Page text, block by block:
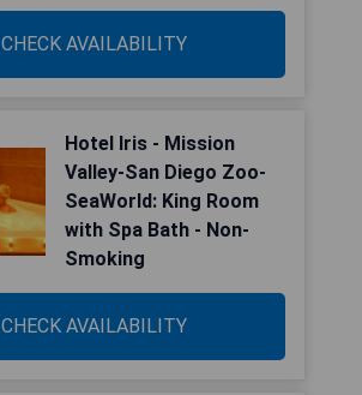
CHECK AVAILABILITY
Hotel Iris - Mission
Valley-San Diego Zoo-
SeaWorld: King Room
with Spa Bath - Non-
Smoking
CHECK AVAILABILITY